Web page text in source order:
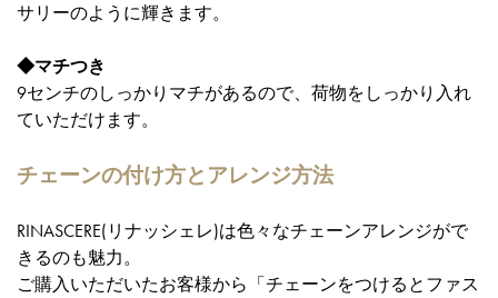
サリーのように輝きます。
◆マチつき
9センチのしっかりマチがあるので、荷物をしっかり入れ
ていただけます。
チェーンの付け方とアレンジ方法
RINASCERE(リナッシェレ)は色々なチェーンアレンジがで
きるのも魅力。
ご購入いただいたお客様から「チェーンをつけるとファス